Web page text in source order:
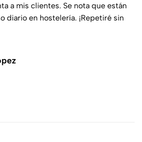
a mis clientes. Se nota que están
diario en hostelería. ¡Repetiré sin